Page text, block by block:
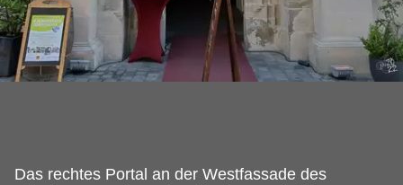
Das rechtes Portal an der Westfassade des